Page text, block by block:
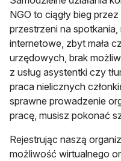
NGO to ciągły bieg
przestrzeni na
internetowe, zbyt mała
urzędowych, brak
z usług asystentki czy
praca nielicznych
sprawne prowadzenie
pracę, musisz pokonać
Rejestrując naszą
możliwość wirtualnego